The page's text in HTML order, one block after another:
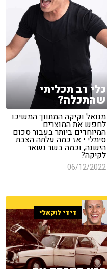
כלי רב תכליתי
שהתכלה?
מנואל וקיקה המתווך המשיכו
לחפש את המוצרים
המיוחדים ביותר בעבור סכום
סימלי • אז כמה עלתה הצבת
הישנה, וכמה בשר נשאר
לקיקה?
06/12/2022
דידי לוקאלי